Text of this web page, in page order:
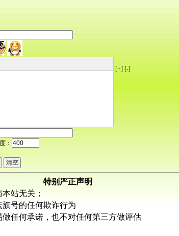
[+] [-]
：
特别严正声明
站无关；
号的任何欺诈行为
任何承诺，也不对任何第三方做评估